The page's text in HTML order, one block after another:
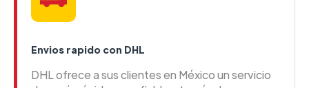
Envios rapido con DHL
DHL ofrece a sus clientes en México un servicio